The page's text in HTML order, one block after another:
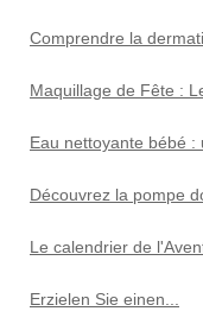
Comprendre la
Maquillage de Fête :
Eau nettoyante bébé :
Découvrez la pompe
Le calendrier de l'Avent
Erzielen Sie einen...